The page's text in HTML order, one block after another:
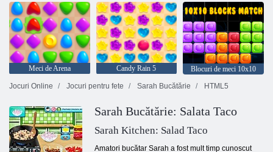
Meci de Arena Candy Rain 5
Blocuri de meci 10x10
Jocuri Online
Jocuri pentru fete Sarah Bucătărie HTML5
Sarah Bucătărie: Salata Taco
Sarah Kitchen: Salad Taco
Amatori bucătar Sarah a fost mult timp cunoscut